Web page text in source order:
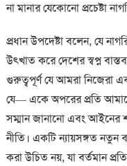
না মানার যেকোনো প্রচেষ্টা
প্রধান উপদেষ্টা বলেন, যে
উৎখাত করে দেশের স্বপ্ন
গুরুত্বপূর্ণ যে আমরা নিজেরা
যে— একে অপরের প্রতি
সম্মান জানানো এবং আইনের
নীতি। একটি ন্যায়সঙ্গত নতুন
করা উচিত নয়, যা বর্তমান